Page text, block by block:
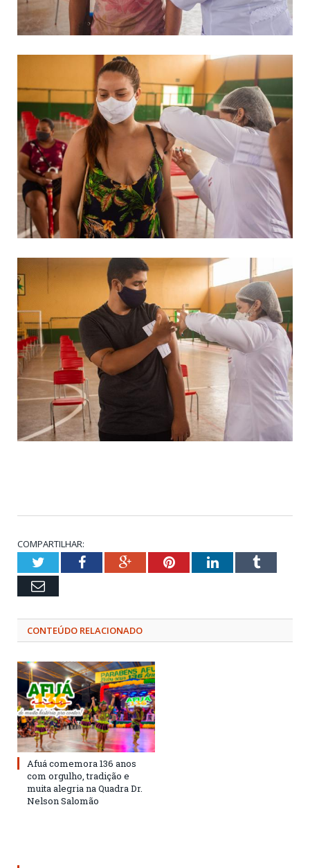
COMPARTILHAR:
TwitterFacebookGoogle+PinterestLinkedInTumblr
Email
CONTEÚDO RELACIONADO
Afuá comemora 136 anos
com orgulho, tradição e
muita alegria na Quadra Dr.
Nelson Salomão